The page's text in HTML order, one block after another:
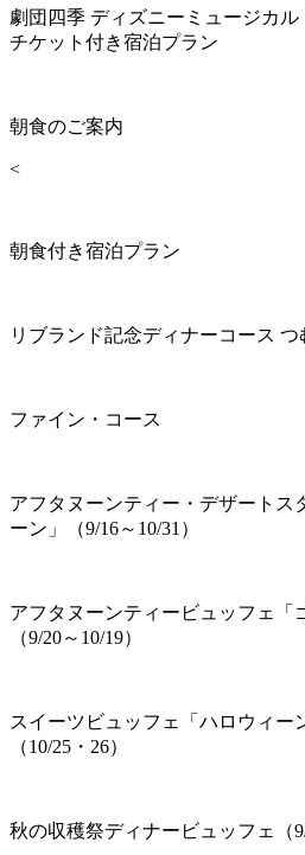
劇団四季 ディズニーミュージカ
チケット付き宿泊プラン
朝食のご案内
<
朝食付き宿泊プラン
リブランド記念ディナーコース つ
ファイン・コース
アフタヌーンティー・デザートス
ーン」（9/16～10/31）
アフタヌーンティービュッフェ「
（9/20～10/19）
スイーツビュッフェ「ハロウィー
（10/25・26）
秋の収穫祭ディナービュッフェ（9/